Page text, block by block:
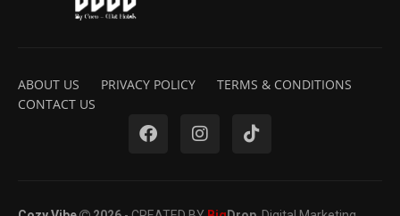
ABOUT US PRIVACY POLICY
TERMS & CONDITIONS
CONTACT US